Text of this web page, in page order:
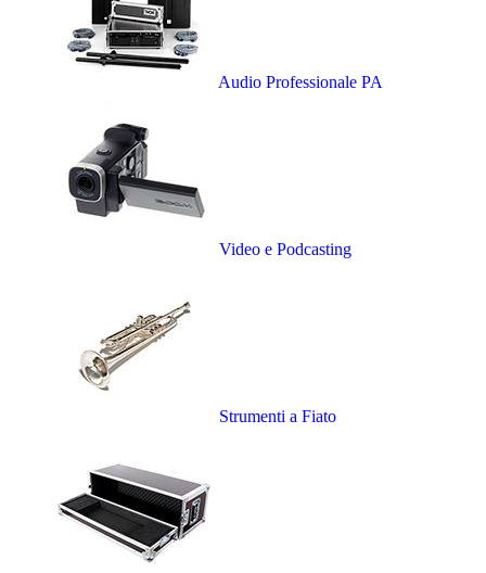
Audio Professionale PA
Video e Podcasting
Strumenti a Fiato